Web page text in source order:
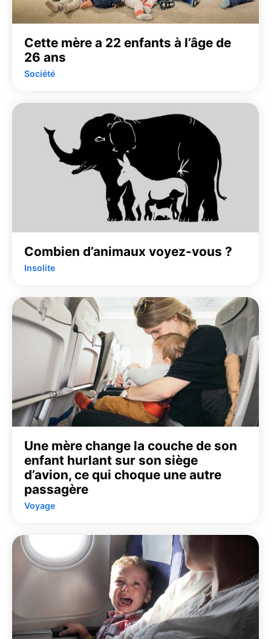
Cette mère a 22 enfants à l’âge de
26 ans
Société
Combien d’animaux voyez-vous ?
Insolite
Une mère change la couche de son
enfant hurlant sur son siège
d’avion, ce qui choque une autre
passagère
Voyage